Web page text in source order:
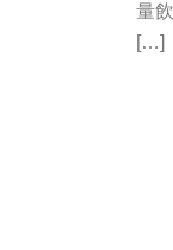
量
[…]